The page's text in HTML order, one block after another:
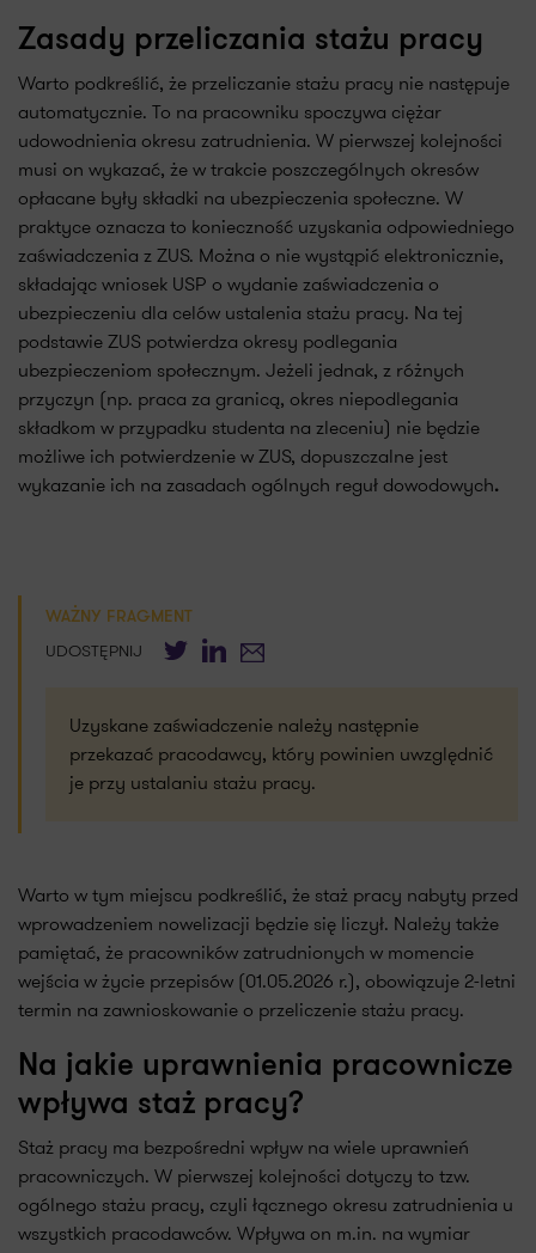
Zasady przeliczania stażu pracy
Warto podkreślić, że przeliczanie stażu pracy nie następuje
automatycznie. To na pracowniku spoczywa ciężar
udowodnienia okresu zatrudnienia. W pierwszej kolejności
musi on wykazać, że w trakcie poszczególnych okresów
opłacane były składki na ubezpieczenia społeczne. W
praktyce oznacza to konieczność uzyskania odpowiedniego
zaświadczenia z ZUS. Można o nie wystąpić elektronicznie,
składając wniosek USP o wydanie zaświadczenia o
ubezpieczeniu dla celów ustalenia stażu pracy. Na tej
podstawie ZUS potwierdza okresy podlegania
ubezpieczeniom społecznym. Jeżeli jednak, z różnych
przyczyn (np. praca za granicą, okres niepodlegania
składkom w przypadku studenta na zleceniu) nie będzie
możliwe ich potwierdzenie w ZUS, dopuszczalne jest
wykazanie ich na zasadach ogólnych reguł dowodowych.
WAŻNY FRAGMENT
UDOSTĘPNIJ TwitterLinkedIn
E-mail
Uzyskane zaświadczenie należy następnie
przekazać pracodawcy, który powinien uwzględnić
je przy ustalaniu stażu pracy.
Warto w tym miejscu podkreślić, że staż pracy nabyty przed
wprowadzeniem nowelizacji będzie się liczył. Należy także
pamiętać, że pracowników zatrudnionych w momencie
wejścia w życie przepisów (01.05.2026 r.), obowiązuje 2-letni
termin na zawnioskowanie o przeliczenie stażu pracy.
Na jakie uprawnienia pracownicze
wpływa staż pracy?
Staż pracy ma bezpośredni wpływ na wiele uprawnień
pracowniczych. W pierwszej kolejności dotyczy to tzw.
ogólnego stażu pracy, czyli łącznego okresu zatrudnienia u
wszystkich pracodawców. Wpływa on m.in. na wymiar